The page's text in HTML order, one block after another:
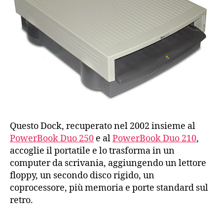
Questo Dock, recuperato nel 2002 insieme al
PowerBook Duo 250 e alPowerBook Duo 210,
accoglie il portatile e lo trasforma in un
computer da scrivania, aggiungendo un lettore
floppy, un secondo disco rigido, un
coprocessore, più memoria e porte standard sul
retro.